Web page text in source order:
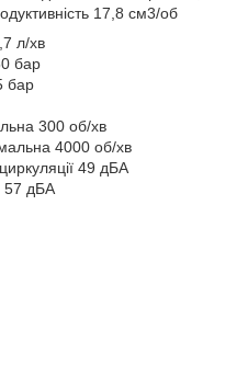
17,8 см3/об
л/хв
бар
бар
300 об/хв
4000 об/хв
49 дБА
57 дБА